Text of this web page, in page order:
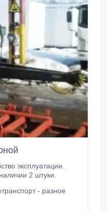
эксплуатации.
2 штуки.
- разное